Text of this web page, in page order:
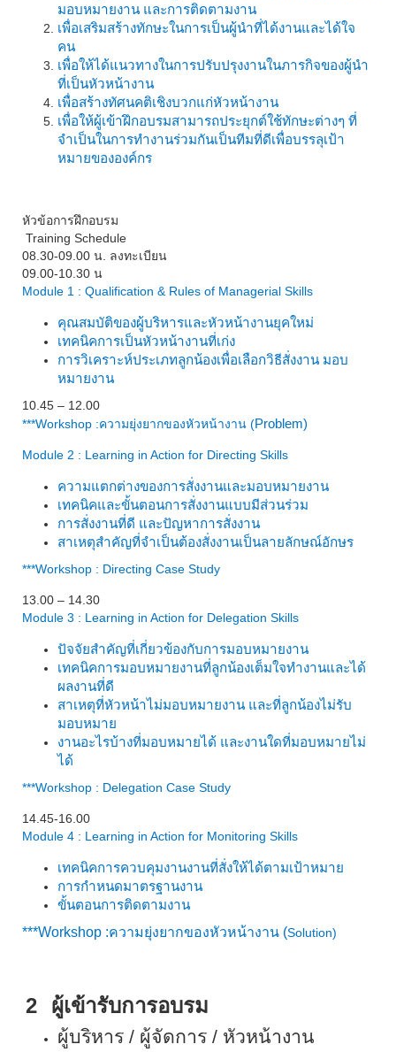
มอบหมายงาน และการติดตามงาน
เพื่อเสริมสร้างทักษะในการเป็นผู้นำที่ได้งานและได้ใจ
คน
เพื่อให้ได้แนวทางในการปรับปรุงงานในภารกิจของผู้นำ
ที่เป็นหัวหน้างาน
เพื่อสร้างทัศนคติเชิงบวกแก่หัวหน้างาน
เพื่อให้ผู้เข้าฝึกอบรมสามารถประยุกต์ใช้ทักษะต่างๆ ที่
จำเป็นในการทำงานร่วมกันเป็นทีมที่ดีเพื่อบรรลุเป้า
หมายขององค์กร
หัวข้อการฝึกอบรม
Training Schedule
08.30-09.00 น. ลงทะเบียน
09.00-10.30 น
Module 1 : Qualification & Rules of Managerial Skills
คุณสมบัติของผู้บริหารและหัวหน้างานยุคใหม่
เทคนิคการเป็นหัวหน้างานที่เก่ง
การวิเคราะห์ประเภทลูกน้องเพื่อเลือกวิธีสั่งงาน มอบ
หมายงาน
10.45 – 12.00
***Workshop :ความยุ่งยากของหัวหน้างาน (Problem)
Module 2 : Learning in Action for Directing Skills
ความแตกต่างของการสั่งงานและมอบหมายงาน
เทคนิคและขั้นตอนการสั่งงานแบบมีส่วนร่วม
การสั่งงานที่ดี และปัญหาการสั่งงาน
สาเหตุสำคัญที่จำเป็นต้องสั่งงานเป็นลายลักษณ์อักษร
***Workshop : Directing Case Study
13.00 – 14.30
Module 3 : Learning in Action for Delegation Skills
ปัจจัยสำคัญที่เกี่ยวข้องกับการมอบหมายงาน
เทคนิคการมอบหมายงานที่ลูกน้องเต็มใจทำงานและได้
ผลงานที่ดี
สาเหตุที่หัวหน้าไม่มอบหมายงาน และที่ลูกน้องไม่รับ
มอบหมาย
งานอะไรบ้างที่มอบหมายได้ และงานใดที่มอบหมายไม่
ได้
***Workshop : Delegation Case Study
14.45-16.00
Module 4 : Learning in Action for Monitoring Skills
เทคนิคการควบคุมงานงานที่สั่งให้ได้ตามเป้าหมาย
การกำหนดมาตรฐานงาน
ขั้นตอนการติดตามงาน
***Workshop :ความยุ่งยากของหัวหน้างาน (Solution)
2 ผู้เข้ารับการอบรม
ผู้บริหาร / ผู้จัดการ / หัวหน้างาน